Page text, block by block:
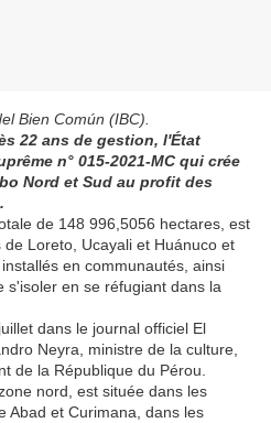
Bien Común (IBC).
22 ans de gestion, l'État
n° 015-2021-MC qui crée
Nord et Sud au profit des
de 148 996,5056 hectares, est
Loreto, Ucayali et Huánuco et
en communautés, ainsi
s'isoler en se réfugiant dans la
dans le journal officiel El
Neyra, ministre de la culture,
de la République du Pérou.
nord, est située dans les
Abad et Curimana, dans les